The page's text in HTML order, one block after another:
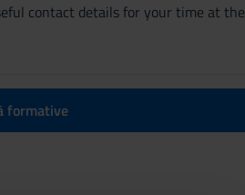
contact details for your time at
formative